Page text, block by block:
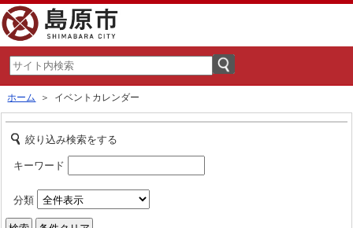
ホーム ＞ イベントカレンダー
絞り込み検索をする
キーワード
分類